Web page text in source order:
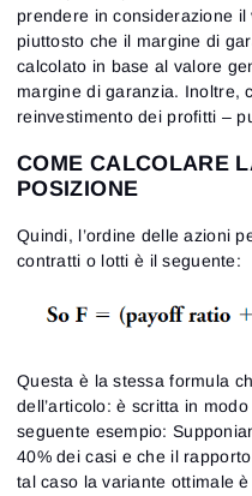
prendere in considerazione
piuttosto che il margine di
calcolato in base al valore
margine di garanzia. Inoltre,
reinvestimento dei profitti –
COME CALCOLARE
POSIZIONE
Quindi, l’ordine delle azioni
contratti o lotti è il seguente:
Questa è la stessa formula
dell’articolo: è scritta in
seguente esempio:
40% dei casi e che il
tal caso la variante ottimale